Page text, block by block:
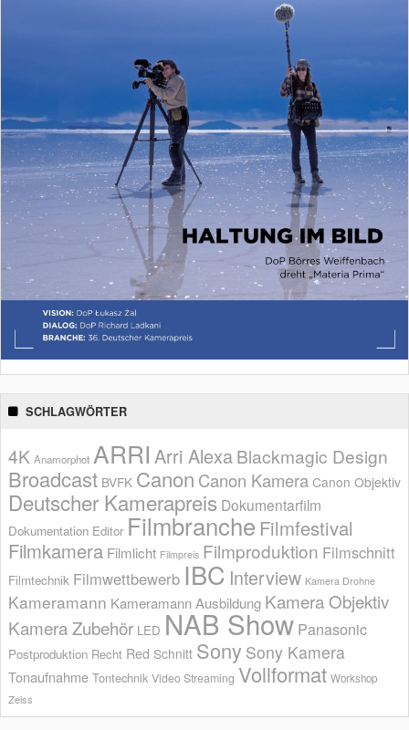
SCHLAGWÖRTER
4K Anamorphot ARRI Arri AlexaBlackmagic Design
Broadcast BVFK Canon Canon Kamera Canon Objektiv
Deutscher Kamerapreis Dokumentarfilm
Dokumentation Editor Filmbranche Filmfestival
Filmkamera Filmlicht Filmpreis Filmproduktion Filmschnitt
Filmtechnik Filmwettbewerb IBC Interview Kamera Drohne
Kameramann Kameramann Ausbildung Kamera Objektiv
Kamera Zubehör LED NAB Show Panasonic
Postproduktion Recht Red Schnitt Sony Sony Kamera
Tonaufnahme Tontechnik Video Streaming Vollformat Workshop
Zeiss